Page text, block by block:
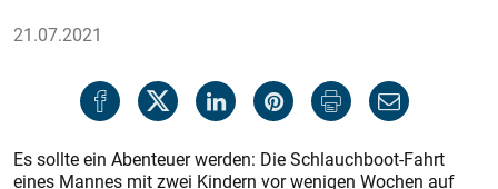
21.07.2021
Es sollte ein Abenteuer werden: Die Schlauchboot-Fahrt
eines Mannes mit zwei Kindern vor wenigen Wochen auf